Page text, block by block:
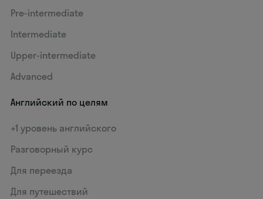
Pre-intermediate
Intermediate
Upper-intermediate
Advanced
Английский по целям
+1 уровень английского
Разговорный курс
Для переезда
Для путешествий